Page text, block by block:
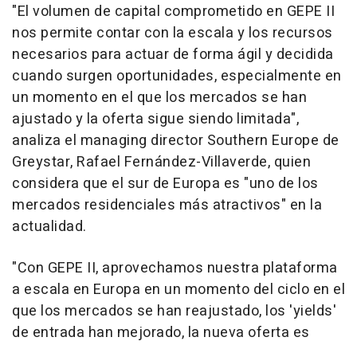
"El volumen de capital comprometido en GEPE II
nos permite contar con la escala y los recursos
necesarios para actuar de forma ágil y decidida
cuando surgen oportunidades, especialmente en
un momento en el que los mercados se han
ajustado y la oferta sigue siendo limitada",
analiza el managing director Southern Europe de
Greystar, Rafael Fernández-Villaverde, quien
considera que el sur de Europa es "uno de los
mercados residenciales más atractivos" en la
actualidad.
"Con GEPE II, aprovechamos nuestra plataforma
a escala en Europa en un momento del ciclo en el
que los mercados se han reajustado, los 'yields'
de entrada han mejorado, la nueva oferta es